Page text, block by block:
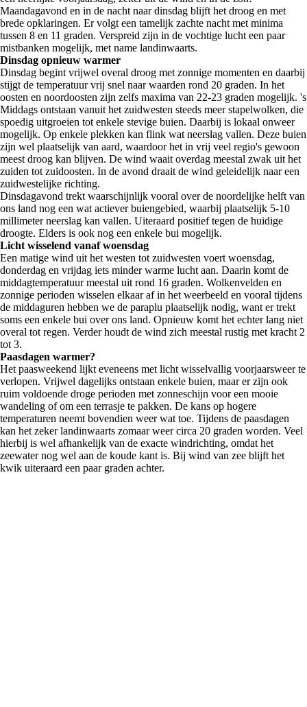
Maandagavond en in de nacht naar dinsdag blijft het droog en met
brede opklaringen. Er volgt een tamelijk zachte nacht met minima
tussen 8 en 11 graden. Verspreid zijn in de vochtige lucht een paar
mistbanken mogelijk, met name landinwaarts.
Dinsdag opnieuw warmer
Dinsdag begint vrijwel overal droog met zonnige momenten en daarbij
stijgt de temperatuur vrij snel naar waarden rond 20 graden. In het
oosten en noordoosten zijn zelfs maxima van 22-23 graden mogelijk. 's
Middags ontstaan vanuit het zuidwesten steeds meer stapelwolken, die
spoedig uitgroeien tot enkele stevige buien. Daarbij is lokaal onweer
mogelijk. Op enkele plekken kan flink wat neerslag vallen. Deze buien
zijn wel plaatselijk van aard, waardoor het in vrij veel regio's gewoon
meest droog kan blijven. De wind waait overdag meestal zwak uit het
zuiden tot zuidoosten. In de avond draait de wind geleidelijk naar een
zuidwestelijke richting.
Dinsdagavond trekt waarschijnlijk vooral over de noordelijke helft van
ons land nog een wat actiever buiengebied, waarbij plaatselijk 5-10
millimeter neerslag kan vallen. Uiteraard positief tegen de huidige
droogte. Elders is ook nog een enkele bui mogelijk.
Licht wisselend vanaf woensdag
Een matige wind uit het westen tot zuidwesten voert woensdag,
donderdag en vrijdag iets minder warme lucht aan. Daarin komt de
middagtemperatuur meestal uit rond 16 graden. Wolkenvelden en
zonnige perioden wisselen elkaar af in het weerbeeld en vooral tijdens
de middaguren hebben we de paraplu plaatselijk nodig, want er trekt
soms een enkele bui over ons land. Opnieuw komt het echter lang niet
overal tot regen. Verder houdt de wind zich meestal rustig met kracht 2
tot 3.
Paasdagen warmer?
Het paasweekend lijkt eveneens met licht wisselvallig voorjaarsweer te
verlopen. Vrijwel dagelijks ontstaan enkele buien, maar er zijn ook
ruim voldoende droge perioden met zonneschijn voor een mooie
wandeling of om een terrasje te pakken. De kans op hogere
temperaturen neemt bovendien weer wat toe. Tijdens de paasdagen
kan het zeker landinwaarts zomaar weer circa 20 graden worden. Veel
hierbij is wel afhankelijk van de exacte windrichting, omdat het
zeewater nog wel aan de koude kant is. Bij wind van zee blijft het
kwik uiteraard een paar graden achter.